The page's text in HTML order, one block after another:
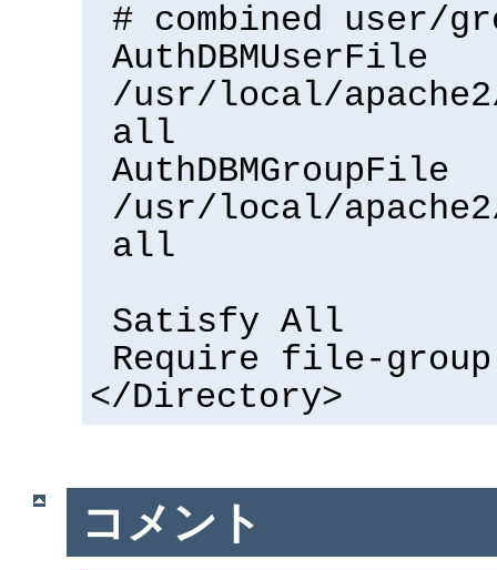
# combined user/
AuthDBMUserFile
/usr/local/
all
AuthDBMGroupFile
/usr/local/
all
Satisfy All
Require file-group
</Directory>
コメント